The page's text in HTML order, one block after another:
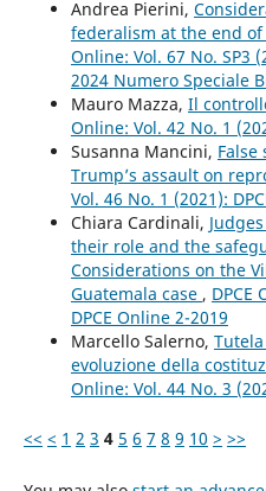
Andrea Pierini,
federalism at the end
Online: Vol. 67 No. SP3
2024 Numero Speciale
Mauro Mazza, Il
Online: Vol. 42 No. 1
Susanna Mancini, False
Trump’s assault on
Vol. 46 No. 1 (2021):
Chiara Cardinali,
their role and the
Considerations on the
Guatemala case , DPCE
DPCE Online 2-2019
Marcello Salerno,
evoluzione della
Online: Vol. 44 No. 3
<< < 1 2 3 4 5 6 7 8 9 10 > >>